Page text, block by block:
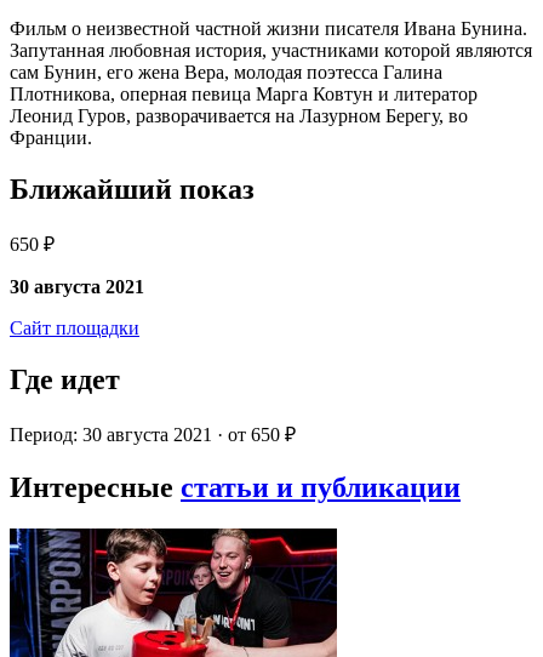
Фильм о неизвестной частной жизни писателя Ивана Бунина.
Запутанная любовная история, участниками которой являются
сам Бунин, его жена Вера, молодая поэтесса Галина
Плотникова, оперная певица Марга Ковтун и литератор
Леонид Гуров, разворачивается на Лазурном Берегу, во
Франции.
Ближайший показ
650 ₽
30 августа 2021
Сайт площадки
Где идет
Период: 30 августа 2021 · от 650 ₽
Интересные статьи и публикации